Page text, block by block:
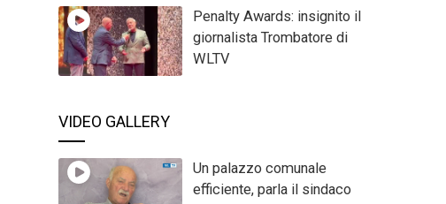
Penalty Awards: insignito il
giornalista Trombatore di
WLTV
VIDEO GALLERY
Un palazzo comunale
efficiente, parla il sindaco